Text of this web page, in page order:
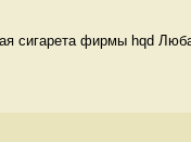
сигарета фирмы hqd